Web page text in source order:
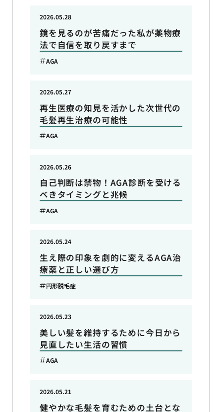
鏡を見るのが苦痛だった私が薬物療
法で自信を取り戻すまで
2026.05.28
AGA
再生医療の知見を活かした次世代の
毛髪再生治療の可能性
2026.05.27
AGA
自己判断は禁物！AGA診断を受ける
べきタイミングと兆候
2026.05.26
AGA
生え際の印象を劇的に変えるAGA治
療薬と正しい選び方
2026.05.24
円形脱毛症
美しい髪を維持するために今日から
見直したい生活の習慣
2026.05.23
AGA
健やかな毛髪を育むための土台とな
2026.05.21